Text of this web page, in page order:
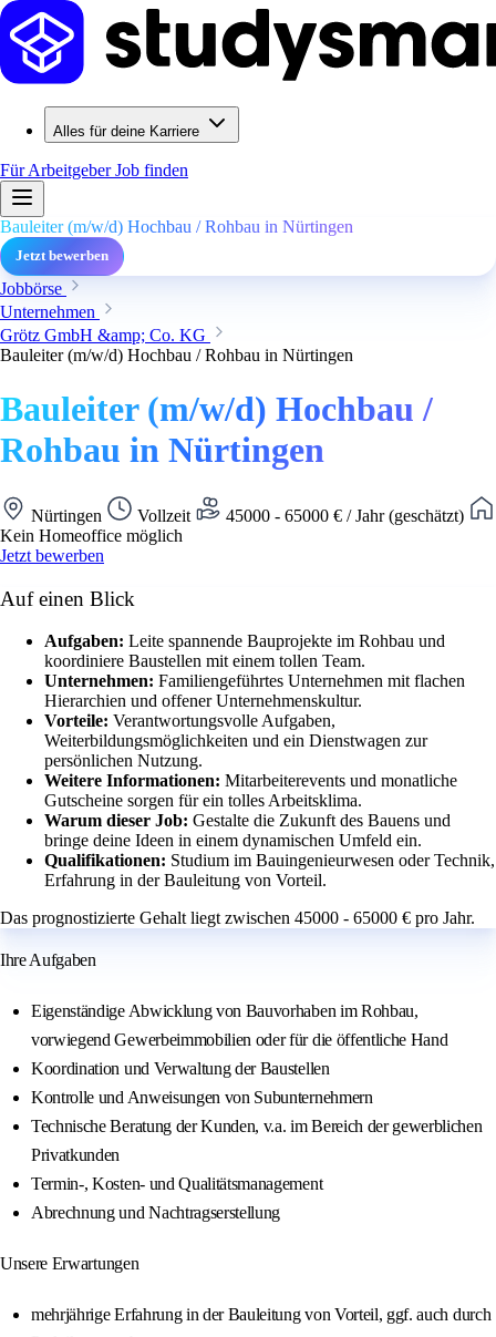
Alles für deine Karriere
Für ArbeitgeberJob finden
Bauleiter (m/w/d) Hochbau / Rohbau in Nürtingen
Jetzt bewerben
Jobbörse
Unternehmen
Grötz GmbH &amp; Co. KG
Bauleiter (m/w/d) Hochbau / Rohbau in Nürtingen
Bauleiter (m/w/d) Hochbau /
Rohbau in Nürtingen
Nürtingen Vollzeit
45000 - 65000 € / Jahr (geschätzt)
Kein Homeoffice möglich
Jetzt bewerben
Auf einen Blick
Aufgaben: Leite spannende Bauprojekte im Rohbau und
koordiniere Baustellen mit einem tollen Team.
Unternehmen: Familiengeführtes Unternehmen mit flachen
Hierarchien und offener Unternehmenskultur.
Vorteile: Verantwortungsvolle Aufgaben,
Weiterbildungsmöglichkeiten und ein Dienstwagen zur
persönlichen Nutzung.
Weitere Informationen: Mitarbeiterevents und monatliche
Gutscheine sorgen für ein tolles Arbeitsklima.
Warum dieser Job: Gestalte die Zukunft des Bauens und
bringe deine Ideen in einem dynamischen Umfeld ein.
Qualifikationen: Studium im Bauingenieurwesen oder Technik,
Erfahrung in der Bauleitung von Vorteil.
Das prognostizierte Gehalt liegt zwischen 45000 - 65000 € pro Jahr.
Ihre Aufgaben
Eigenständige Abwicklung von Bauvorhaben im Rohbau,
vorwiegend Gewerbeimmobilien oder für die öffentliche Hand
Koordination und Verwaltung der Baustellen
Kontrolle und Anweisungen von Subunternehmern
Technische Beratung der Kunden, v.a. im Bereich der gewerblichen
Privatkunden
Termin-, Kosten- und Qualitätsmanagement
Abrechnung und Nachtragserstellung
Unsere Erwartungen
mehrjährige Erfahrung in der Bauleitung von Vorteil, ggf. auch durch